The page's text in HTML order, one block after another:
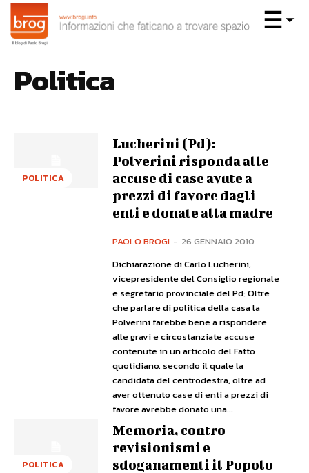
Politica
POLITICA
Lucherini (Pd):
Polverini risponda alle
accuse di case avute a
prezzi di favore dagli
enti e donate alla madre
PAOLO BROGI - 26 GENNAIO 2010
Dichiarazione di Carlo Lucherini,
vicepresidente del Consiglio regionale
e segretario provinciale del Pd: Oltre
che parlare di politica della casa la
Polverini farebbe bene a rispondere
alle gravi e circostanziate accuse
contenute in un articolo del Fatto
quotidiano, secondo il quale la
candidata del centrodestra, oltre ad
aver ottenuto case di enti a prezzi di
favore avrebbe donato una...
POLITICA
Memoria, contro
revisionismi e
sdoganamenti il Popolo